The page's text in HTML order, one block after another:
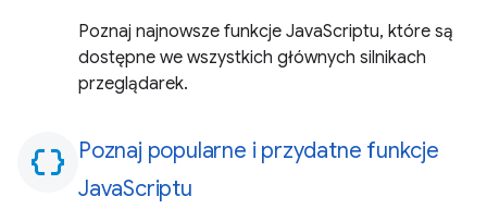
Poznaj najnowsze funkcje JavaScriptu, które są
dostępne we wszystkich głównych silnikach
przeglądarek.
data_object Poznaj popularne i przydatne funkcje
JavaScriptu